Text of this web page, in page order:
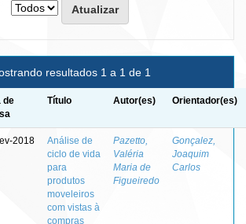
resultados 1 a 1 de 1
de
Título Autor(es) Orientador(es)
2018
Análise de
ciclo de vida
para
produtos
moveleiros
com vistas à
compras
Pazetto,
Valéria
Maria de
Figueiredo
Gonçalez,
Joaquim
Carlos